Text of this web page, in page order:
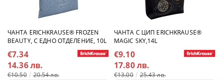
ЧАНТА ERICHKRAUSE® FROZEN
BEAUTY, С ЕДНО ОТДЕЛЕНИЕ, 10L
€7.34
14.36 лв.
€10.50 20.54 лв.
ЧАНТА С ЦИП ERICHKRAUSE®
MAGIC SKY,14L
€9.10
17.80 лв.
€13.00 25.43 лв.